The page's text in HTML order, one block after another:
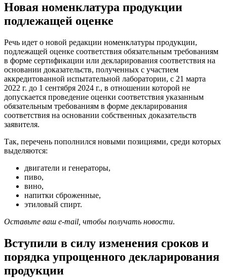
Новая номенклатура продукции
подлежащей оценке
Речь идет о новой редакции номенклатуры продукции,
подлежащей оценке соответствия обязательным требованиям
в форме сертификации или декларирования соответствия на
основании доказательств, полученных с участием
аккредитованной испытательной лаборатории, с 21 марта
2022 г. до 1 сентября 2024 г., в отношении которой не
допускается проведение оценки соответствия указанным
обязательным требованиям в форме декларирования
соответствия на основании собственных доказательств
заявителя.
Так, перечень пополнился новыми позициями, среди которых
выделяются:
двигатели и генераторы,
пиво,
вино,
напитки сброженные,
этиловый спирт.
Оставьте ваш e-mail, чтобы получать новости.
Вступили в силу изменения сроков и
порядка упрощенного декларирования
продукции